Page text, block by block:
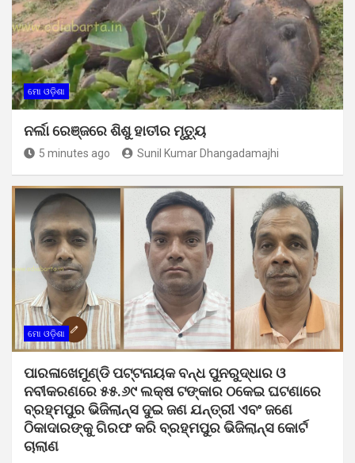
ମୋ ଓଡ଼ିଶା
ନର୍ଲା ରେଞ୍ଜରେ ଶିଶୁ ହାତୀର ମୃତ୍ୟୁ
5 minutes ago Sunil Kumar Dhangadamajhi
ମୋ ଓଡ଼ିଶା
ପାରଳାଖେମୁଣ୍ଡି ପଟ୍ଟନାୟକ ବନ୍ଧ ପୁନରୁଦ୍ଧାର ଓ
ନବୀକରଣରେ ୫୫.୬୯ ଲକ୍ଷ ଟଙ୍କାର ଠକେଇ ଘଟଣାରେ
ବ୍ରହ୍ମପୁର ଭିଜିଲାନ୍ସ ଦୁଇ ଜଣ ଯନ୍ତ୍ରୀ ଏବଂ ଜଣେ
ଠିକାଦାରଙ୍କୁ ଗିରଫ କରି ବ୍ରହ୍ମପୁର ଭିଜିଲାନ୍ସ କୋର୍ଟ
ଚାଲାଣ